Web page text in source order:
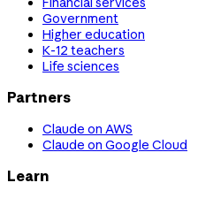
Government
Higher education
K-12 teachers
Life sciences
Partners
Claude on AWS
Claude on Google Cloud
Learn